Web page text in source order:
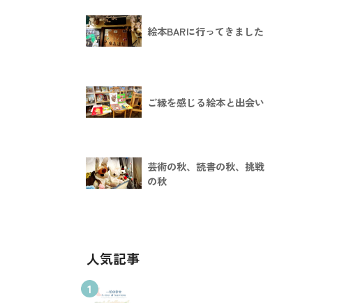
絵本BARに行ってきました
ご縁を感じる絵本と出会い
芸術の秋、読書の秋、挑戦
の秋
人気記事
1